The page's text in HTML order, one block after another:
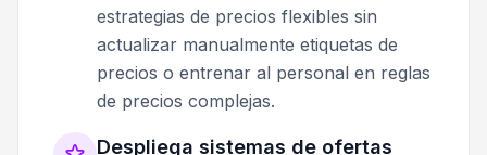
estrategias de precios flexibles sin
actualizar manualmente etiquetas de
precios o entrenar al personal en reglas
de precios complejas.
Despliega sistemas de ofertas